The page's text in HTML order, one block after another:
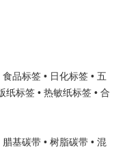
食品标签 • 日化标签 • 五
纸标签 • 热敏纸标签 • 合
腊基碳带 • 树脂碳带 • 混